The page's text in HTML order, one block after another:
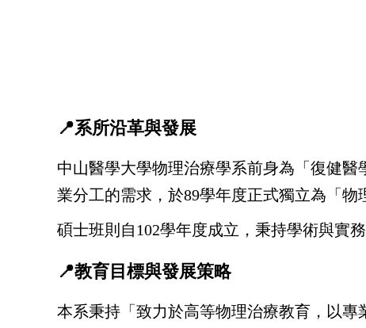
📍系所沿革與發展
中山醫學大學物理治療學系前身為「復健
業分工的需求，於89學年度正式獨立為「物
碩士班則自102學年度成立，秉持學術與實
📍教育目標與發展策略
本系秉持「致力於高等物理治療教育，以